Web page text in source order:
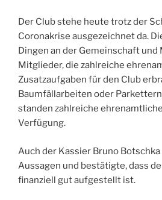
Der Club stehe heute trotz der
Coronakrise ausgezeichnet da.
Dingen an der Gemeinschaft
Mitglieder, die zahlreiche
Zusatzaufgaben für den Club
Baumfällarbeiten oder
standen zahlreiche
Verfügung.
Auch der Kassier Bruno
Aussagen und bestätigte, dass
finanziell gut aufgestellt ist.